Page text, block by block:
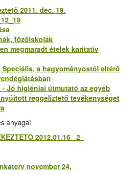
2011. dec. 19.
főzőiskolák
megmaradt ételek karitatív
Speciális, a hagyományostól eltérő
- Jó higiéniai útmutató az egyéb
reggeliztető tevékenységet
anyagai
2012.01.16 _2_
november 24.